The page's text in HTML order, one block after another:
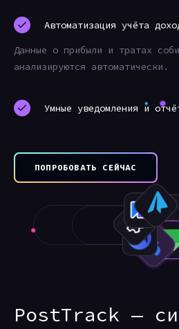
Автоматизация учёта
Данные о прибыли и тратах
анализируются автоматически.
Умные уведомления и
ПОПРОБОВАТЬ СЕЙЧАС
PostTrack —